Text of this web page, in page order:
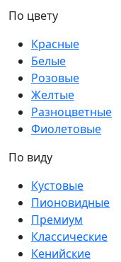
По цвету
Красные
Белые
Розовые
Желтые
Разноцветные
Фиолетовые
По виду
Кустовые
Пионовидные
Премиум
Классические
Кенийские